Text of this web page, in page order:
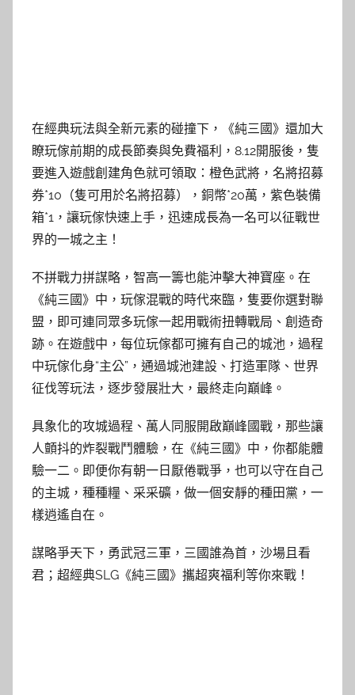
在經典玩法與全新元素的碰撞下，《純三國》還加大
瞭玩傢前期的成長節奏與免費福利，8.12開服後，隻
要進入遊戲創建角色就可領取：橙色武將，名將招募
券*10（隻可用於名將招募），銅幣*20萬，紫色裝備
箱*1，讓玩傢快速上手，迅速成長為一名可以征戰世
界的一城之主！
不拼戰力拼謀略，智高一籌也能沖擊大神寶座。在
《純三國》中，玩傢混戰的時代來臨，隻要你選對聯
盟，即可連同眾多玩傢一起用戰術扭轉戰局、創造奇
跡。在遊戲中，每位玩傢都可擁有自己的城池，過程
中玩傢化身“主公”，通過城池建設、打造軍隊、世界
征伐等玩法，逐步發展壯大，最終走向巔峰。
具象化的攻城過程、萬人同服開啟巔峰國戰，那些讓
人顫抖的炸裂戰鬥體驗，在《純三國》中，你都能體
驗一二。即便你有朝一日厭倦戰爭，也可以守在自己
的主城，種種糧、采采礦，做一個安靜的種田黨，一
樣逍遙自在。
謀略爭天下，勇武冠三軍，三國誰為首，沙場且看
君；超經典SLG《純三國》攜超爽福利等你來戰！